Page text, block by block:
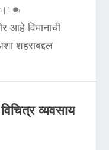
1
आहे विमानाची
शहराबद्दल
व्यवसाय